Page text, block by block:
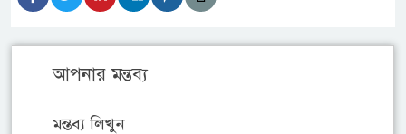
আপনার মন্তব্য
মন্তব্য লিখুন